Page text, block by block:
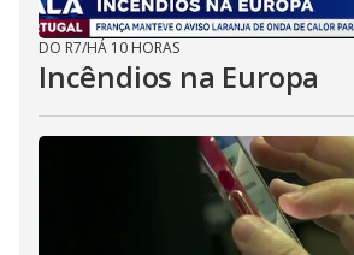
DO R7/HÁ 10 HORAS
Incêndios na Europa